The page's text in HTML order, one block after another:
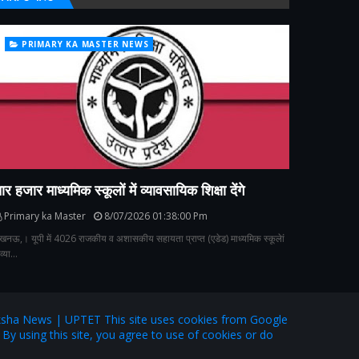
PRIMARY KA MASTER NEWS
हजार माध्यमिक स्कूलों में व्यावसायिक शिक्षा देंगे
Primary ka Master
8/07/2026 01:38:00 Pm
यूपी में 4026 राजकीय व अशासकीय सहायता प्राप्त (एडेड) माध्यमिक स्कूलेां
News | UPTET This site uses cookies from Google
using this site, you agree to use of cookies or do